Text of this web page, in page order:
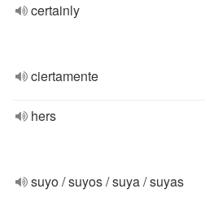
certainly
ciertamente
hers
suyo / suyos / suya / suyas